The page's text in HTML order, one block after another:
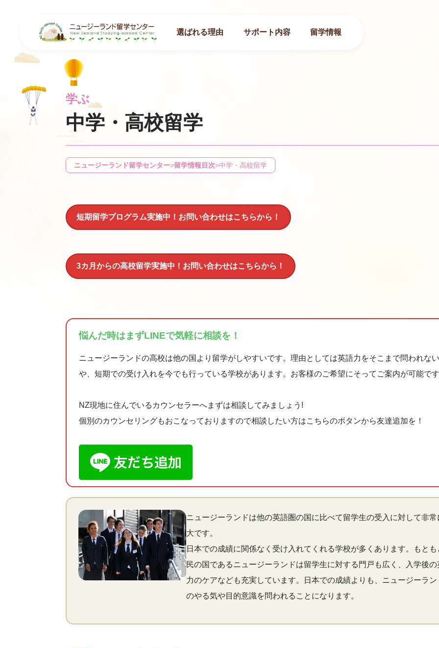
選ばれる理由 サポート内容 留学情報
中学・高校留学
学ぶ
ニュージーランド留学センター>留学情報目次>中学・高校留学
短期留学プログラム実施中！お問い合わせはこちらから！
3カ月からの高校留学実施中！お問い合わせはこちらから！
悩んだ時はまずLINEで気軽に相談を！
ニュージーランドの高校は他の国より留学がしやすいです。理由としては英語力をそこまで問われな
や、短期での受け入れを今でも行っている学校があります。お客様のご希望にそってご案内が可能で
NZ現地に住んでいるカウンセラーへまずは相談してみましょう!
個別のカウンセリングもおこなっておりますので相談したい方はこちらのボタンから友達追加を！
ニュージーランドは他の英語圏の国に比べて留学生の受入に対して非常
大です。
日本での成績に関係なく受け入れてくれる学校が多くあります。もとも
民の国であるニュージーランドは留学生に対する門戸も広く、入学後の
力のケアなども充実しています。日本での成績よりも、ニュージーラン
のやる気や目的意識を問われることになります。